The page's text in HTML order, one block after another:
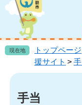
。
て
現在地 トップページ
援サイト >
本
手当